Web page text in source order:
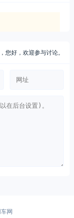
您好，欢迎参与讨论。
网